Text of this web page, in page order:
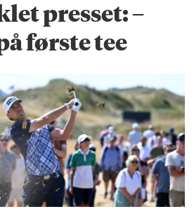
presset: –
første tee